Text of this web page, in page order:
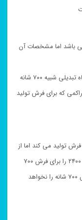
همان دستگاه ۵۰۰ شانه می باشد اما مشخصات آن
ولی هرچقدر هم که مشخصات و تنطیمات دستگاه تبدیلی شبیه ۷۰۰ شانه
حداکثر تراکمی که برای فرش تولید
شانه ای معادل ۷۰۰ را برای فرش تولید می کند اما از
نظر تراکم فقط می تواند تراکم های پایین ۲۱۰۰ و ۲۴۰۰ را برای فرش ۷۰۰
انجام دهد. بنابراین این دستگاه تراکم واقعی فرش ۷۰۰ شانه را نخواهد